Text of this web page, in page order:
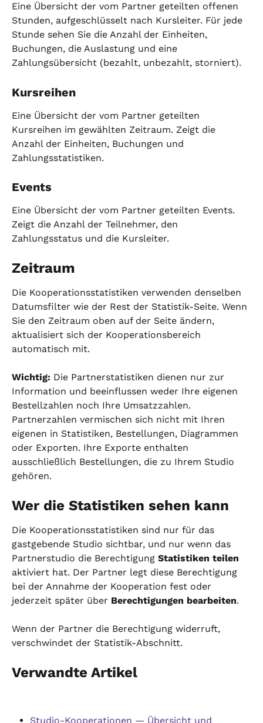
Eine Übersicht der vom Partner geteilten offenen
Stunden, aufgeschlüsselt nach Kursleiter. Für jede
Stunde sehen Sie die Anzahl der Einheiten,
Buchungen, die Auslastung und eine
Zahlungsübersicht (bezahlt, unbezahlt, storniert).
Kursreihen
Eine Übersicht der vom Partner geteilten
Kursreihen im gewählten Zeitraum. Zeigt die
Anzahl der Einheiten, Buchungen und
Zahlungsstatistiken.
Events
Eine Übersicht der vom Partner geteilten Events.
Zeigt die Anzahl der Teilnehmer, den
Zahlungsstatus und die Kursleiter.
Zeitraum
Die Kooperationsstatistiken verwenden denselben
Datumsfilter wie der Rest der Statistik-Seite. Wenn
Sie den Zeitraum oben auf der Seite ändern,
aktualisiert sich der Kooperationsbereich
automatisch mit.
Wichtig: Die Partnerstatistiken dienen nur zur
Information und beeinflussen weder Ihre eigenen
Bestellzahlen noch Ihre Umsatzzahlen.
Partnerzahlen vermischen sich nicht mit Ihren
eigenen in Statistiken, Bestellungen, Diagrammen
oder Exporten. Ihre Exporte enthalten
ausschließlich Bestellungen, die zu Ihrem Studio
gehören.
Wer die Statistiken sehen kann
Die Kooperationsstatistiken sind nur für das
gastgebende Studio sichtbar, und nur wenn das
Partnerstudio die Berechtigung Statistiken teilen
aktiviert hat. Der Partner legt diese Berechtigung
bei der Annahme der Kooperation fest oder
jederzeit später über Berechtigungen bearbeiten.
Wenn der Partner die Berechtigung widerruft,
verschwindet der Statistik-Abschnitt.
Verwandte Artikel
Studio-Kooperationen — Übersicht und